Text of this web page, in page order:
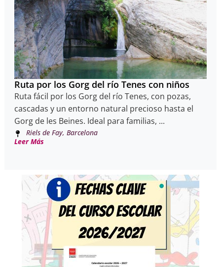
Ruta por los Gorg del río Tenes con niños
Ruta fácil por los Gorg del río Tenes, con pozas,
cascadas y un entorno natural precioso hasta el
Gorg de les Beines. Ideal para familias, ...
Riels de Fay, Barcelona
Leer Más